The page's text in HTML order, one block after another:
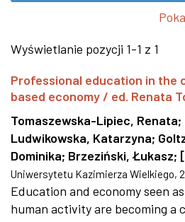
Wyświetlanie pozycji 1-1 z 1
Professional education in the
based economy / ed. Renata
Tomaszewska-Lipiec, Renata;
Ludwikowska, Katarzyna;
Dominika; Brzeziński, Łukasz;
Uniwersytetu Kazimierza Wielkiego,
Education and economy seen
human activity are becoming a